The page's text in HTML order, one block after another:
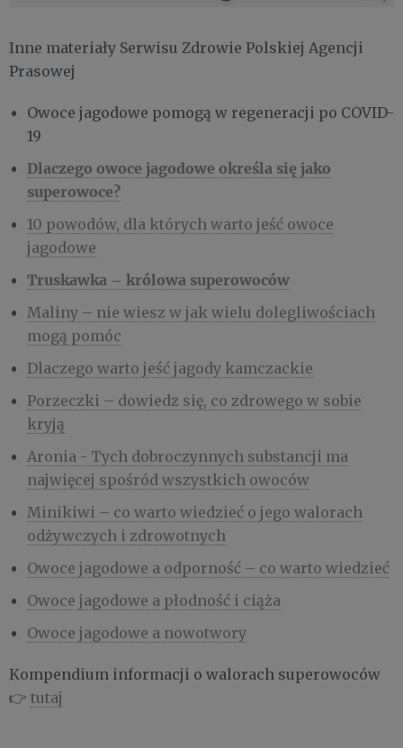
Inne materiały Serwisu Zdrowie Polskiej Agencji
Prasowej
Owoce jagodowe pomogą w regeneracji po COVID-
19
Dlaczego owoce jagodowe określa się jako
superowoce?
10 powodów, dla których warto jeść owoce
jagodowe
Truskawka – królowa superowoców
Maliny – nie wiesz w jak wielu dolegliwościach
mogą pomóc
Dlaczego warto jeść jagody kamczackie
Porzeczki – dowiedz się, co zdrowego w sobie
kryją
Aronia - Tych dobroczynnych substancji ma
najwięcej spośród wszystkich owoców
Minikiwi – co warto wiedzieć o jego walorach
odżywczych i zdrowotnych
Owoce jagodowe a odporność – co warto wiedzieć
Owoce jagodowe a płodność i ciąża
Owoce jagodowe a nowotwory
Kompendium informacji o walorach superowoców
👉 tutaj